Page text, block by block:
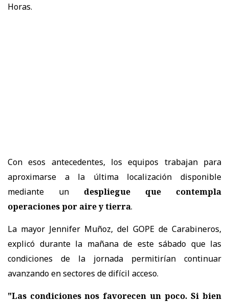
Horas.
Con esos antecedentes, los equipos trabajan para
aproximarse a la última localización disponible
mediante un despliegue que contempla
operaciones por aire y tierra.
La mayor Jennifer Muñoz, del GOPE de Carabineros,
explicó durante la mañana de este sábado que las
condiciones de la jornada permitirían continuar
avanzando en sectores de difícil acceso.
"Las condiciones nos favorecen un poco. Si bien